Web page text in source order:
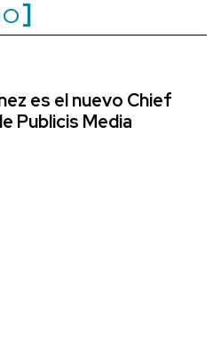
es el nuevo Chief
Publicis Media